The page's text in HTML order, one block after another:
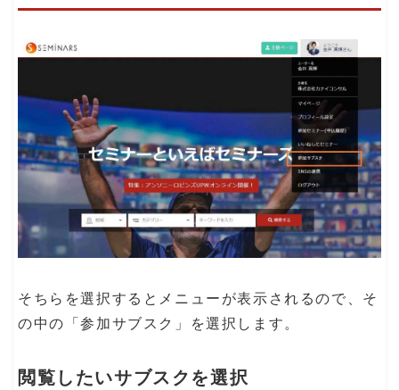
そちらを選択するとメニューが表示されるので、そ
の中の「参加サブスク」を選択します。
閲覧したいサブスクを選択